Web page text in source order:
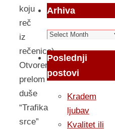
koju
reč
iz
rečenice)
Otvoreni
prelom
duše
“Trafika
srce”
Arhiva
Arhiva
Poslednji
postovi
Kradem
ljubav
Kvalitet ili